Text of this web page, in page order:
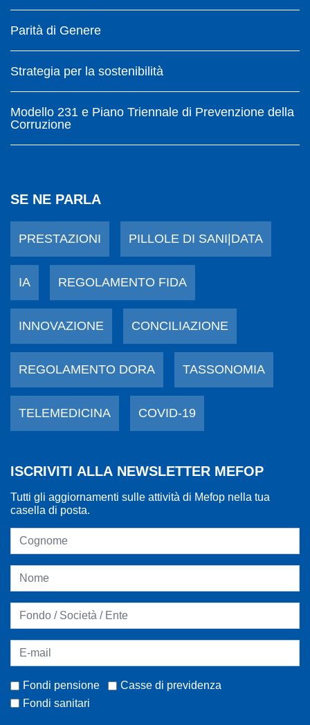
Parità di Genere
Strategia per la sostenibilità
Modello 231 e Piano Triennale di Prevenzione della
Corruzione
SE NE PARLA
PRESTAZIONI PILLOLE DI SANI|DATA
IA REGOLAMENTO FIDA
INNOVAZIONE CONCILIAZIONE
REGOLAMENTO DORA TASSONOMIA
TELEMEDICINA COVID-19
ISCRIVITI ALLA NEWSLETTER MEFOP
Tutti gli aggiornamenti sulle attività di Mefop nella tua
casella di posta.
Fondi pensione
Casse di previdenza
Fondi sanitari